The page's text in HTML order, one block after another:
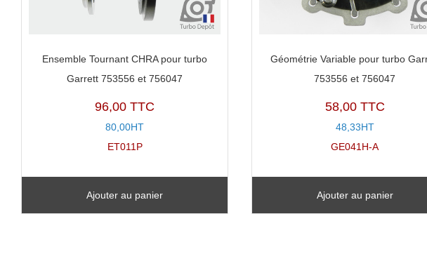
Ensemble Tournant CHRA pour turbo
Garrett 753556 et 756047
96,00 TTC
80,00HT
ET011P
Ajouter au panier
Géométrie Variable pour turbo
753556 et 756047
58,00 TTC
48,33HT
GE041H-A
Ajouter au panier